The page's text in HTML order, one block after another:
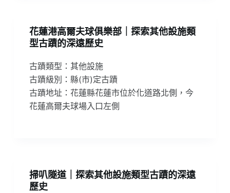
花蓮港高爾夫球俱樂部｜探索其他設施類
型古蹟的深遠歷史
古蹟類型：其他設施
古蹟級別：縣(市)定古蹟
古蹟地址：花蓮縣花蓮市位於化道路北側，今
花蓮高爾夫球場入口左側
掃叭隧道｜探索其他設施類型古蹟的深遠
歷史